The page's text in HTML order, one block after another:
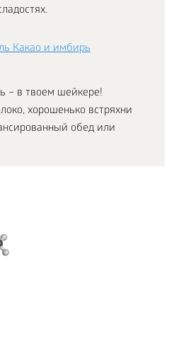
Какао и имбирь
– в твоем шейкере!
хорошенько встряхни
обед или